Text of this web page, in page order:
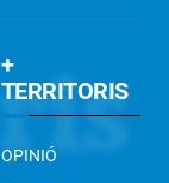
+
TERRITORIS
OPINIÓ